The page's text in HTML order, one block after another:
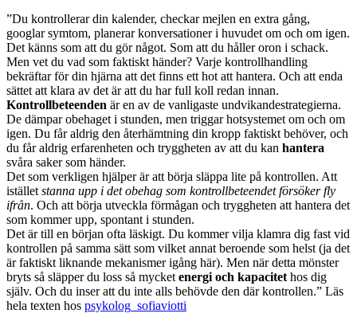
”Du kontrollerar din kalender, checkar mejlen en extra gång,
googlar symtom, planerar konversationer i huvudet om och om igen.
Det känns som att du gör något. Som att du håller oron i schack.
Men vet du vad som faktiskt händer? Varje kontrollhandling
bekräftar för din hjärna att det finns ett hot att hantera. Och att enda
sättet att klara av det är att du har full koll redan innan.
Kontrollbeteenden är en av de vanligaste undvikandestrategierna.
De dämpar obehaget i stunden, men triggar hotsystemet om och om
igen. Du får aldrig den återhämtning din kropp faktiskt behöver, och
du får aldrig erfarenheten och tryggheten av att du kan hantera
svåra saker som händer.
Det som verkligen hjälper är att börja släppa lite på kontrollen. Att
istället stanna upp i det obehag som kontrollbeteendet försöker fly
ifrån. Och att börja utveckla förmågan och tryggheten att hantera det
som kommer upp, spontant i stunden.
Det är till en början ofta läskigt. Du kommer vilja klamra dig fast vid
kontrollen på samma sätt som vilket annat beroende som helst (ja det
är faktiskt liknande mekanismer igång här). Men när detta mönster
bryts så släpper du loss så mycket energi och kapacitet hos dig
själv. Och du inser att du inte alls behövde den där kontrollen.” Läs
hela texten hos psykolog_sofiaviotti